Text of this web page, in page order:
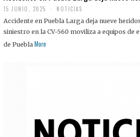
15 JUNIO, 2025 NOTICIAS
Accidente en Puebla Larga deja nueve
siniestro en la CV-560 moviliza a equipos de
de Puebla More